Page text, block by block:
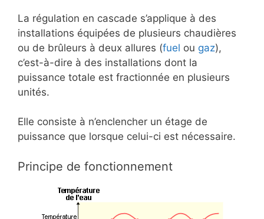
La régulation en cascade s’applique à des
installations équipées de plusieurs chaudières
ou de brûleurs à deux allures (fuel ou gaz),
c’est-à-dire à des installations dont la
puissance totale est fractionnée en plusieurs
unités.
Elle consiste à n’enclencher un étage de
puissance que lorsque celui-ci est nécessaire.
Principe de fonctionnement